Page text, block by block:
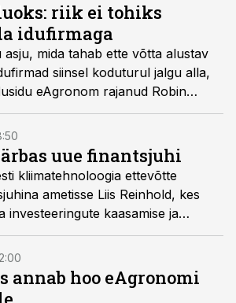
riik ei tohiks
idufirmaga
asju, mida tahab ette võtta alustav
siinsel koduturul jalgu alla,
eAgronom rajanud Robin
uue finantsjuhi
kliimatehnoloogia ettevõtte
ametisse Liis Reinhold, kes
investeeringute kaasamise ja
seotud eesmärkide eest.
annab hoo eAgronomi